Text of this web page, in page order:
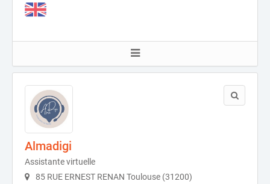
Almadigi
Assistante virtuelle
85 RUE ERNEST RENAN Toulouse (31200)